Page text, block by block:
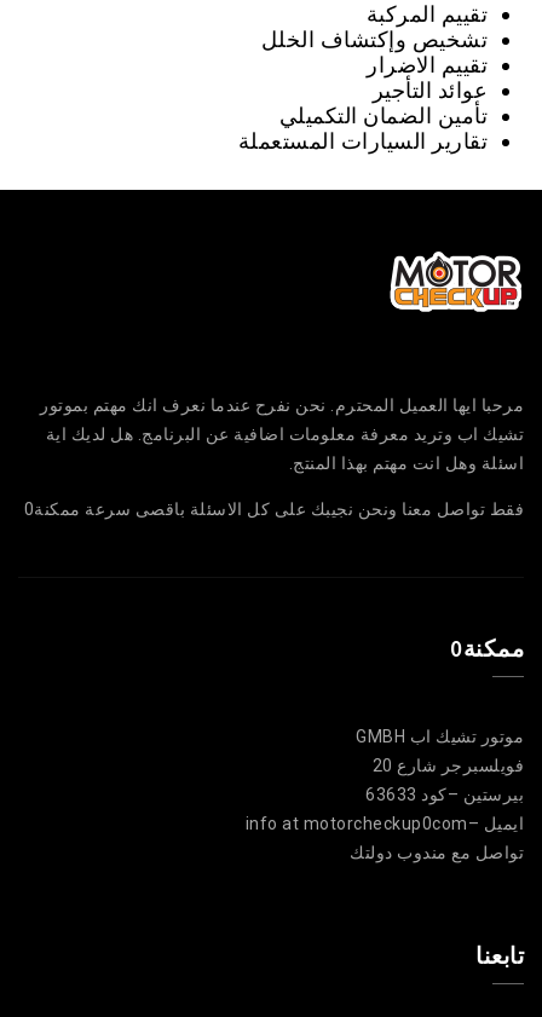
تقييم المركبة
تشخيص وإكتشاف الخلل
تقييم الاضرار
عوائد التأجير
تأمين الضمان التكميلي
تقارير السيارات المستعملة
مرحبا ايها العميل المحترم. نحن نفرح عندما نعرف انك مهتم بموتور
تشيك اب وتريد معرفة معلومات اضافية عن البرنامج. هل لديك اية
اسئلة وهل انت مهتم بهذا المنتج.
فقط تواصل معنا ونحن نجيبك على كل الاسئلة باقصى سرعة ممكنة0
ممكنة0
موتور تشيك اب GMBH
فويلسبرجر شارع 20
بيرستين –كود 63633
ايميل –info at motorcheckup0com
تواصل مع مندوب دولتك
تابعنا